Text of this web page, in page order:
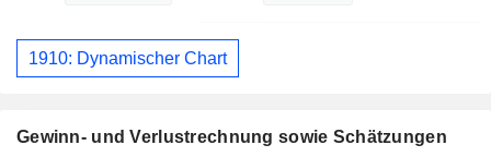
1910: Dynamischer Chart
Gewinn- und Verlustrechnung sowie Schätzungen